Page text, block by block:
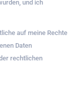
und ich
auf meine Rechte
Daten
rechtlichen